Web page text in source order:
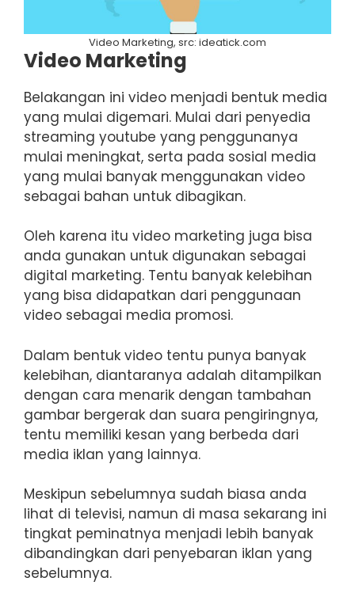
Video Marketing, src: ideatick.com
Video Marketing
Belakangan ini video menjadi bentuk media
yang mulai digemari. Mulai dari penyedia
streaming youtube yang penggunanya
mulai meningkat, serta pada sosial media
yang mulai banyak menggunakan video
sebagai bahan untuk dibagikan.
Oleh karena itu video marketing juga bisa
anda gunakan untuk digunakan sebagai
digital marketing. Tentu banyak kelebihan
yang bisa didapatkan dari penggunaan
video sebagai media promosi.
Dalam bentuk video tentu punya banyak
kelebihan, diantaranya adalah ditampilkan
dengan cara menarik dengan tambahan
gambar bergerak dan suara pengiringnya,
tentu memiliki kesan yang berbeda dari
media iklan yang lainnya.
Meskipun sebelumnya sudah biasa anda
lihat di televisi, namun di masa sekarang ini
tingkat peminatnya menjadi lebih banyak
dibandingkan dari penyebaran iklan yang
sebelumnya.